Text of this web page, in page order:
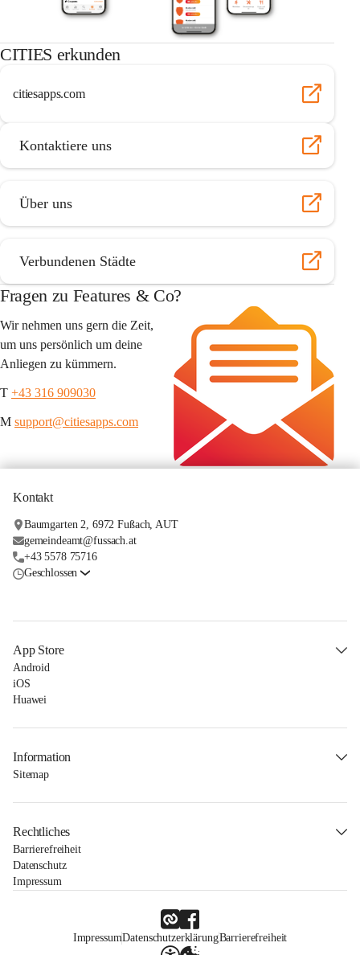
CITIES erkunden
citiesapps.com
Kontaktiere uns
Über uns
Verbundenen Städte
Fragen zu Features & Co?
Wir nehmen uns gern die Zeit,
um uns persönlich um deine
Anliegen zu kümmern.
T +43 316 909030
M support@citiesapps.com
Kontakt
Baumgarten 2, 6972 Fußach, AUT
gemeindeamt@fussach.at
+43 5578 75716
Geschlossen
App Store
Android
iOS
Huawei
Information
Sitemap
Rechtliches
Barrierefreiheit
Datenschutz
Impressum
ImpressumDatenschutzerklärungBarrierefreiheit